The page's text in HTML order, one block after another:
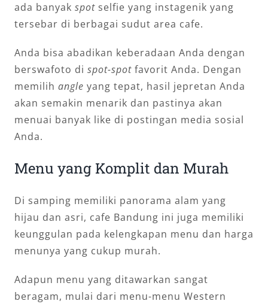
ada banyak spotselfie yang instagenik yang
tersebar di berbagai sudut area cafe.
Anda bisa abadikan keberadaan Anda dengan
berswafoto di spot-spotfavorit Anda. Dengan
memilih angle yang tepat, hasil jepretan Anda
akan semakin menarik dan pastinya akan
menuai banyak like di postingan media sosial
Anda.
Menu yang Komplit dan Murah
Di samping memiliki panorama alam yang
hijau dan asri, cafe Bandung ini juga memiliki
keunggulan pada kelengkapan menu dan harga
menunya yang cukup murah.
Adapun menu yang ditawarkan sangat
beragam, mulai dari menu-menu Western